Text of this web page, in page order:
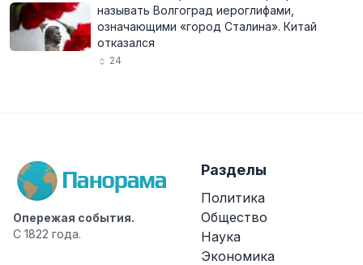
называть Волгоград иероглифами,
означающими «город Сталина». Китай
отказался
24
Опережая события.
С 1822 года.
Разделы
Политика
Общество
Наука
Экономика